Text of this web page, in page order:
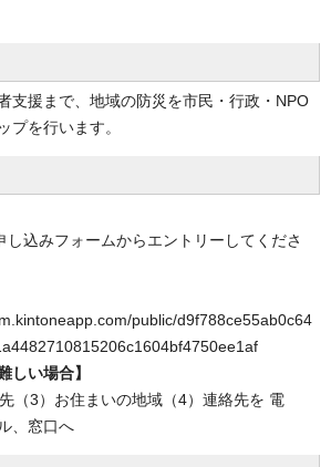
支援まで、地域の防災を市民・行政・NPO
プを行います。
込みフォームからエントリーしてくださ
public/d9f788ce55ab0c64
しい場合】
（3）お住まいの地域（4）連絡先を 電
、窓口へ